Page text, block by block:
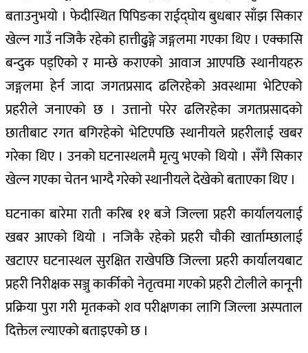
बताउनुभयो । फेदीस्थित पिपिङका राईद्घोय बुधबार साँझ सिकार
खेल्न गाउँ नजिकै रहेको हात्तीढुङ्गे जङ्गलमा गएका थिए । एक्कासि
बन्दुक पड्एिको र मान्छे कराएको आवाज आएपछि स्थानीयहरु
जङ्गलमा हेर्न जादा जगतप्रसाद ढलिरहेको अवस्थामा भेटिएको
प्रहरीले जनाएको छ । उत्तानो परेर ढलिरहेका जगतप्रसादको
छातीबाट रगत बगिरहेको भेटिएपछि स्थानीयले प्रहरीलाई खबर
गरेका थिए । उनको घटनास्थलमै मृत्यु भएको थियो । सँगै सिकार
खेल्न गएका चेतन भाग्दै गरेको स्थानीयले देखेको बताएका थिए ।
घटनाका बारेमा राती करिब ११ बजे जिल्ला प्रहरी कार्यालयलाई
खबर आएको थियो । नजिकै रहेको प्रहरी चौकी खार्ताम्छालाई
खटाएर घटनास्थल सुरक्षित राखेपछि जिल्ला प्रहरी कार्यालयबाट
प्रहरी निरीक्षक सञ्जु कार्कीको नेतृत्वमा गएको प्रहरी टोलीले कानूनी
प्रक्रिया पुरा गरी मृतकको शव परीक्षणका लागि जिल्ला अस्पताल
दिक्तेल ल्याएको बताइएको छ ।